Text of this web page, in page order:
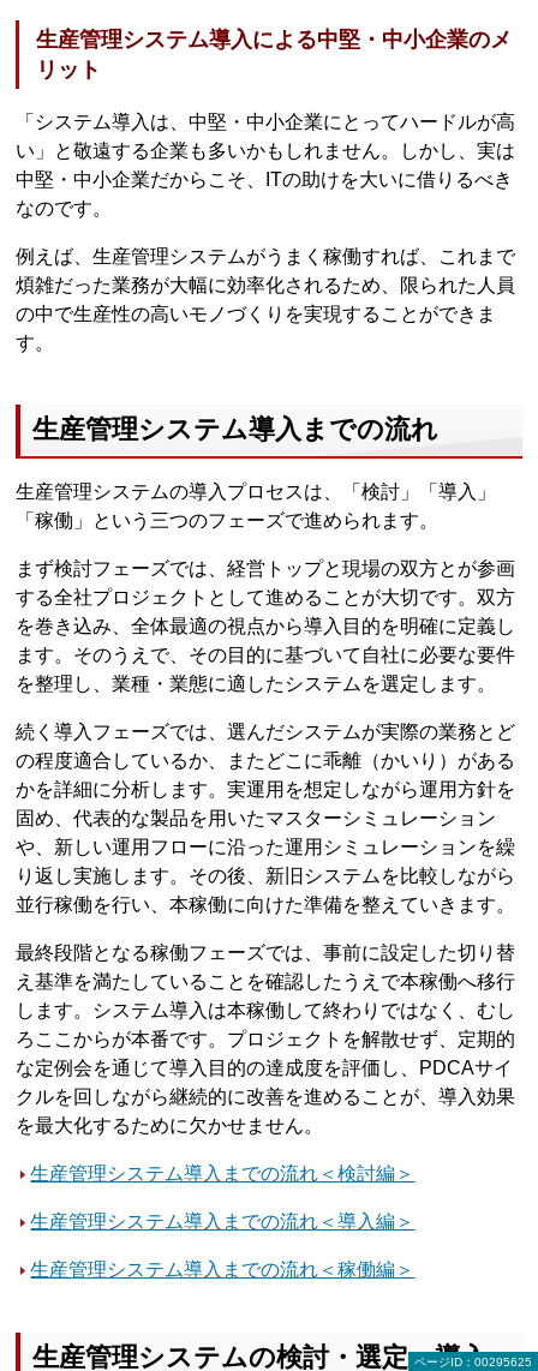
生産管理システム導入による中堅・中小企業のメ
リット
「システム導入は、中堅・中小企業にとってハードルが高
い」と敬遠する企業も多いかもしれません。しかし、実は
中堅・中小企業だからこそ、ITの助けを大いに借りるべき
なのです。
例えば、生産管理システムがうまく稼働すれば、これまで
煩雑だった業務が大幅に効率化されるため、限られた人員
の中で生産性の高いモノづくりを実現することができま
す。
生産管理システム導入までの流れ
生産管理システムの導入プロセスは、「検討」「導入」
「稼働」という三つのフェーズで進められます。
まず検討フェーズでは、経営トップと現場の双方とが参画
する全社プロジェクトとして進めることが大切です。双方
を巻き込み、全体最適の視点から導入目的を明確に定義し
ます。そのうえで、その目的に基づいて自社に必要な要件
を整理し、業種・業態に適したシステムを選定します。
続く導入フェーズでは、選んだシステムが実際の業務とど
の程度適合しているか、またどこに乖離（かいり）がある
かを詳細に分析します。実運用を想定しながら運用方針を
固め、代表的な製品を用いたマスターシミュレーション
や、新しい運用フローに沿った運用シミュレーションを繰
り返し実施します。その後、新旧システムを比較しながら
並行稼働を行い、本稼働に向けた準備を整えていきます。
最終段階となる稼働フェーズでは、事前に設定した切り替
え基準を満たしていることを確認したうえで本稼働へ移行
します。システム導入は本稼働して終わりではなく、むし
ろここからが本番です。プロジェクトを解散せず、定期的
な定例会を通じて導入目的の達成度を評価し、PDCAサイ
クルを回しながら継続的に改善を進めることが、導入効果
を最大化するために欠かせません。
生産管理システム導入までの流れ＜検討編＞
生産管理システム導入までの流れ＜導入編＞
生産管理システム導入までの流れ＜稼働編＞
生産管理システムの検討・選定・導入
ページID：00295625